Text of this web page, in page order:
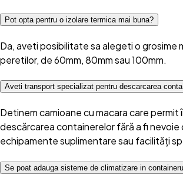
Pot opta pentru o izolare termica mai buna?
Da, aveti posibilitate sa alegeti o grosime
peretilor, de 60mm, 80mm sau 100mm.
Aveti transport specializat pentru descarcarea
Detinem camioane cu macara care permit
descărcarea containerelor fără a fi nevoie
echipamente suplimentare sau facilități
Se poat adauga sisteme de climatizare in